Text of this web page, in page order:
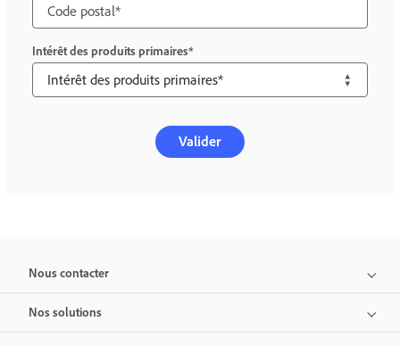
Intérêt des produits primaires
Valider
Nous contacter
Nos solutions